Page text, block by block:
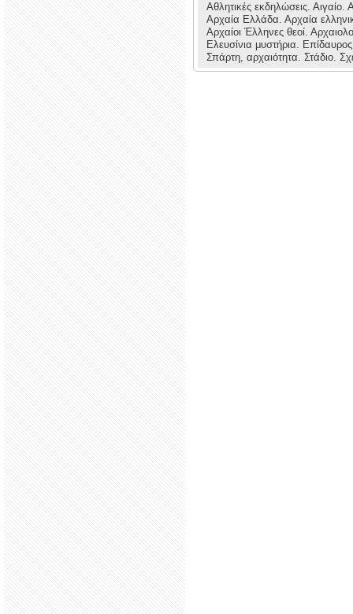
Αθλητικές εκδηλώσεις. Αιγαίο.
Αρχαία Ελλάδα. Αρχαία
Αρχαίοι Έλληνες θεοί.
Ελευσίνια μυστήρια.
Σπάρτη, αρχαιότητα. Στάδιο.